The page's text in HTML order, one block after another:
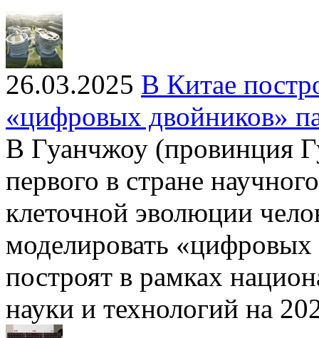
26.03.2025 В Китае
«цифровых двойников»
В Гуанчжоу (провинция
первого в стране
клеточной эволюции
моделировать
построят в рамках
науки и технологий на